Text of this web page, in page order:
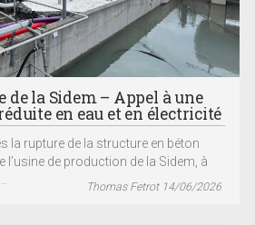
de la Sidem – Appel à une
en eau et en électricité
la rupture de la structure en béton
l’usine de production de la Sidem, à
Thomas Fetrot 14/06/2026